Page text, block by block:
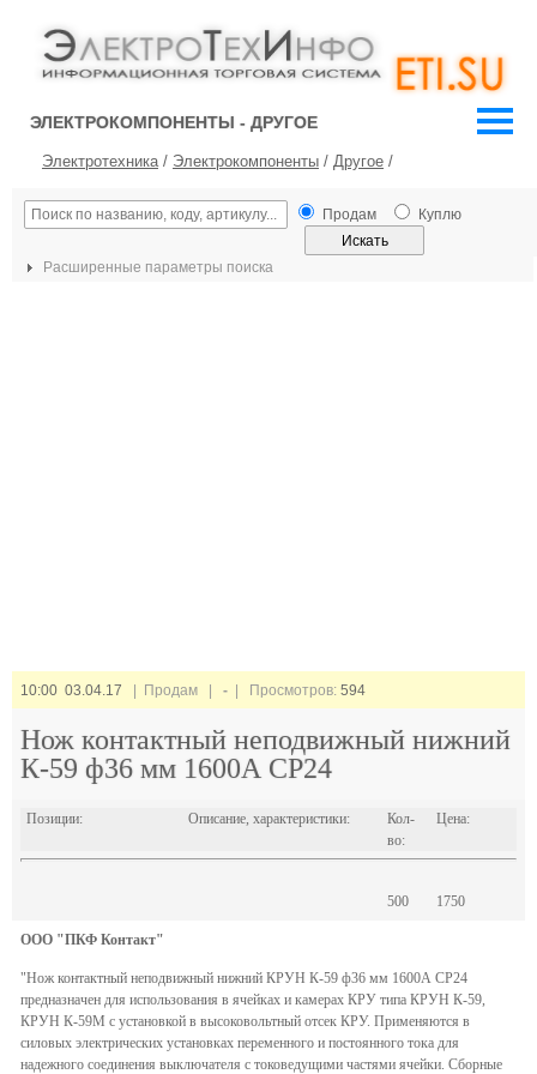
ЭЛЕКТРОКОМПОНЕНТЫ - ДРУГОЕ
Электротехника/ Электрокомпоненты / Другое /
Продам Куплю
Расширенные параметры поиска
10:00 03.04.17 | Продам | - | Просмотров: 594
Нож контактный неподвижный нижний
К-59 ф36 мм 1600А СР24
Позиции: Описание, характеристики:
Кол-
во:
Цена:
500 1750
OOO "ПКФ Контакт"
"Нож контактный неподвижный нижний КРУН К-59 ф36 мм 1600А СР24
предназначен для использования в ячейках и камерах КРУ типа КРУН К-59,
КРУН К-59М с установкой в высоковольтный отсек КРУ. Применяются в
силовых электрических установках переменного и постоянного тока для
надежного соединения выключателя с токоведущими частями ячейки. Сборные